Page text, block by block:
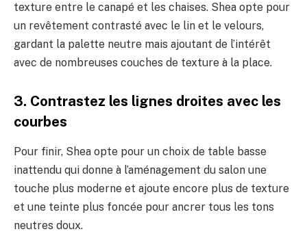
texture entre le canapé et les chaises. Shea opte pour
un revêtement contrasté avec le lin et le velours,
gardant la palette neutre mais ajoutant de l’intérêt
avec de nombreuses couches de texture à la place.
3. Contrastez les lignes droites avec les
courbes
Pour finir, Shea opte pour un choix de table basse
inattendu qui donne à l’aménagement du salon une
touche plus moderne et ajoute encore plus de texture
et une teinte plus foncée pour ancrer tous les tons
neutres doux.